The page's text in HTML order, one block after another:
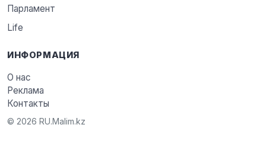
Парламент
Life
ИНФОРМАЦИЯ
О нас
Реклама
Контакты
© 2026 RU.Malim.kz